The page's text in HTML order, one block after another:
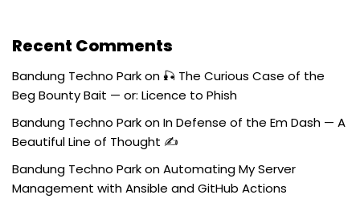
Recent Comments
Bandung Techno Parkon 🎣 The Curious Case of the
Beg Bounty Bait — or: Licence to Phish
Bandung Techno ParkonIn Defense of the Em Dash — A
Beautiful Line of Thought ✍️
Bandung Techno ParkonAutomating My Server
Management with Ansible and GitHub Actions